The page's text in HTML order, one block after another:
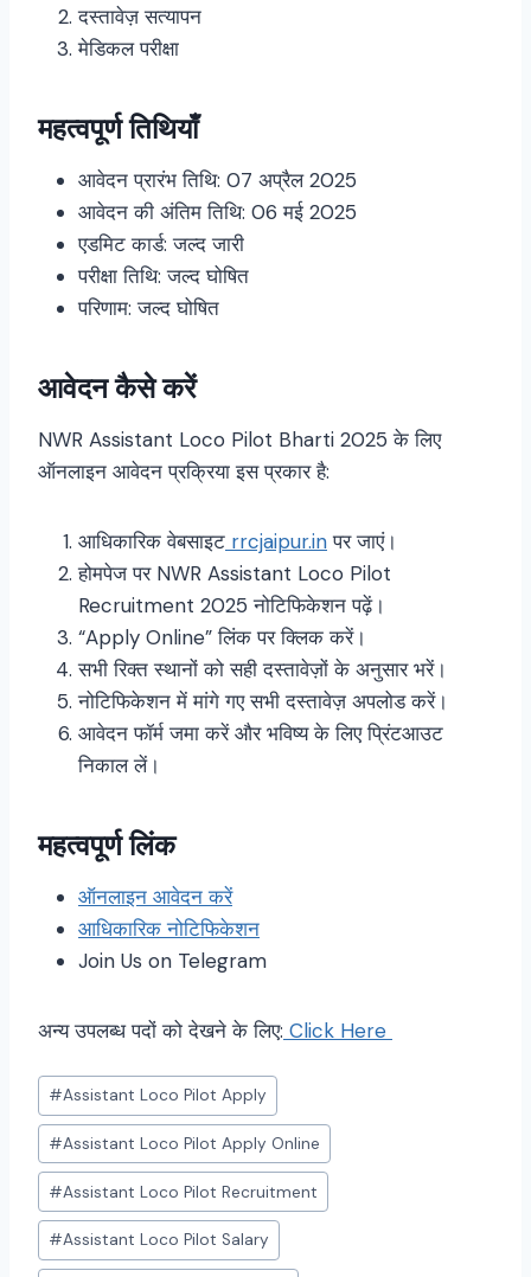
दस्तावेज़ सत्यापन
मेडिकल परीक्षा
महत्वपूर्ण तिथियाँ
आवेदन प्रारंभ तिथि: 07 अप्रैल 2025
आवेदन की अंतिम तिथि: 06 मई 2025
एडमिट कार्ड: जल्द जारी
परीक्षा तिथि: जल्द घोषित
परिणाम: जल्द घोषित
आवेदन कैसे करें
NWR Assistant Loco Pilot Bharti 2025 के लिए
ऑनलाइन आवेदन प्रक्रिया इस प्रकार है:
आधिकारिक वेबसाइट rrcjaipur.inपर जाएं।
होमपेज पर NWR Assistant Loco Pilot
Recruitment 2025 नोटिफिकेशन पढ़ें।
“Apply Online” लिंक पर क्लिक करें।
सभी रिक्त स्थानों को सही दस्तावेज़ों के अनुसार भरें।
नोटिफिकेशन में मांगे गए सभी दस्तावेज़ अपलोड करें।
आवेदन फॉर्म जमा करें और भविष्य के लिए प्रिंटआउट
निकाल लें।
महत्वपूर्ण लिंक
ऑनलाइन आवेदन करें
आधिकारिक नोटिफिकेशन
Join Us on Telegram
अन्य उपलब्ध पदों को देखने के लिए: Click Here
Post
Tags:
#Assistant Loco Pilot Apply
#Assistant Loco Pilot Apply Online
#Assistant Loco Pilot Recruitment
#Assistant Loco Pilot Salary